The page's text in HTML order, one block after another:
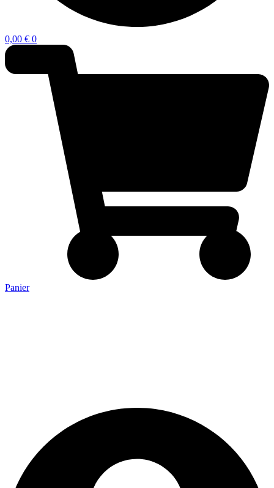
0,00 € 0
Panier